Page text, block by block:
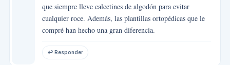
que siempre lleve calcetines de algodón para evitar
cualquier roce. Además, las plantillas ortopédicas que le
compré han hecho una gran diferencia.
↩ Responder